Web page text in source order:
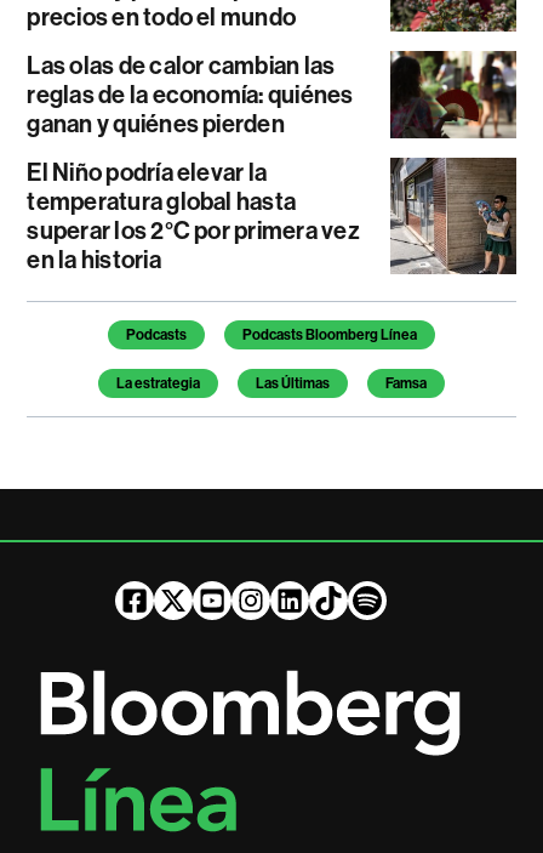
precios en todo el mundo
Las olas de calor cambian las
reglas de la economía: quiénes
ganan y quiénes pierden
El Niño podría elevar la
temperatura global hasta
superar los 2°C por primera vez
en la historia
Temas de este artículo
Podcasts Podcasts Bloomberg Línea
La estrategia Las Últimas Famsa